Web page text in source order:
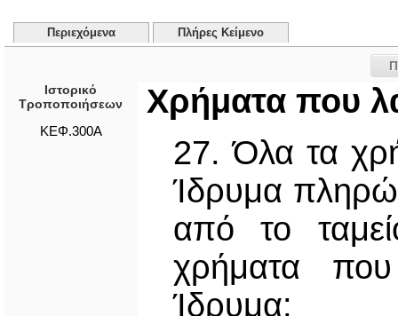
Περιεχόμενα Πλήρες Κείμενο
Ιστορικό
Τροποποιήσεων
ΚΕΦ.300Α
Χρήματα που
27. Όλα τα
Ίδρυμα
από το
χρήματα
Ίδρυμα: